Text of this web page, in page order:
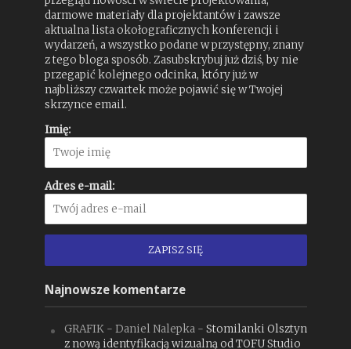
darmowe materiały dla projektantów i zawsze
aktualna lista okołograficznych konferencji i
wydarzeń, a wszystko podane w przystępny, znany
z tego bloga sposób. Zasubskrybuj już dziś, by nie
przegapić kolejnego odcinka, który już w
najbliższy czwartek może pojawić się w Twojej
skrzynce email.
Imię:
Adres e-mail:
Najnowsze komentarze
GRAFIK - Daniel Nalepka- Stomilanki Olsztyn
z nową identyfikacją wizualną od TOFU Studio